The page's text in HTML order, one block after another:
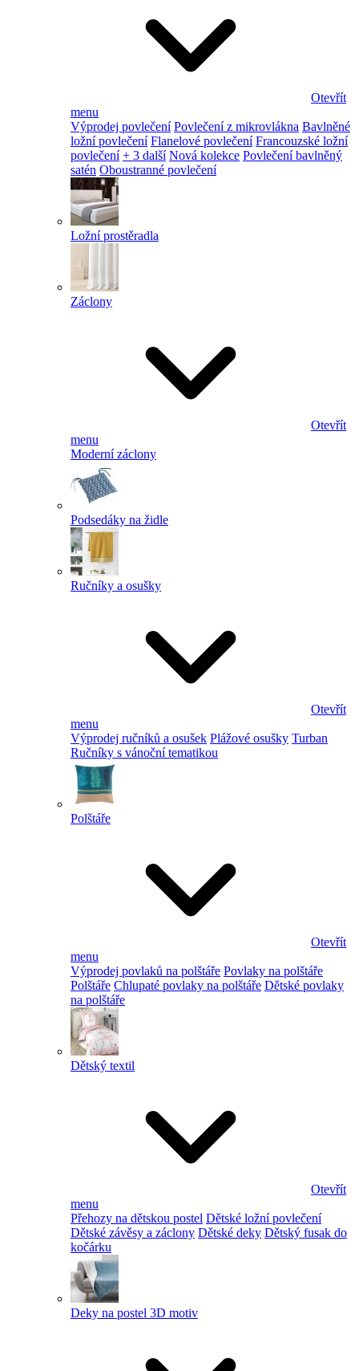
Otevřít
menu
Výprodej povlečení Povlečení z mikrovlákna Bavlněné
ložní povlečení Flanelové povlečení Francouzské ložní
povlečení + 3 další Nová kolekce Povlečení bavlněný
satén Oboustranné povlečení
Ložní prostěradla
Záclony
Otevřít
menu
Moderní záclony
Podsedáky na židle
Ručníky a osušky
Otevřít
menu
Výprodej ručníků a osušek Plážové osušky Turban
Ručníky s vánoční tematikou
Polštáře
Otevřít
menu
Výprodej povlaků na polštáře Povlaky na polštáře
Polštáře Chlupaté povlaky na polštáře Dětské povlaky
na polštáře
Dětský textil
Otevřít
menu
Přehozy na dětskou postel Dětské ložní povlečení
Dětské závěsy a záclony Dětské deky Dětský fusak do
kočárku
Deky na postel 3D motiv